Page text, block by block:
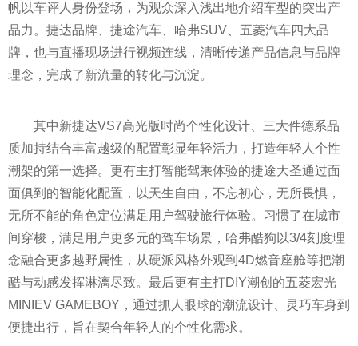
帆以车评人身份登场，为观众深入浅出地介绍车型的突出产
品力。捷达品牌、捷途汽车、哈弗SUV、五菱汽车四大品
牌，也与直播现场进行视频连线，清晰传递产品信息与品牌
理念，完成了新流量的转化与沉淀。
其中新捷达VS7高光版时尚个性化设计、三大件德系品
质加持结合丰富越级的配置彰显年轻活力，打造年轻人个性
潮架的第一选择。更有主打智能驾乘体验的捷途大圣通过面
面俱到的智能化配置，以天生自由， 不忘初心 ，无所畏惧，
无所不能的角色定位满足用户驾驶旅行体验。 习惯了在城市
间穿梭，满足用户更多元的驾车场景，哈弗酷狗以3/4刻度理
念融合更多越野属性 ，从硬派风格外观到4D燃音座舱等把潮
酷与动感发挥淋漓尽致。最后更有主打DIY潮创的五菱宏光
MINIEV GAMEBOY，通过抓人眼球的潮流设计、灵巧车身到
便捷出行，旨在契合年轻人的个性化需求。